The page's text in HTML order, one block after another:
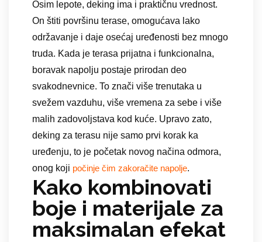
Osim lepote, deking ima i praktičnu vrednost.
On štiti površinu terase, omogućava lako
održavanje i daje osećaj uređenosti bez mnogo
truda. Kada je terasa prijatna i funkcionalna,
boravak napolju postaje prirodan deo
svakodnevnice. To znači više trenutaka u
svežem vazduhu, više vremena za sebe i više
malih zadovoljstava kod kuće. Upravo zato,
deking za terasu nije samo prvi korak ka
uređenju, to je početak novog načina odmora,
onog koji počinje čim zakoračite napolje.
Kako kombinovati
boje i materijale za
maksimalan efekat